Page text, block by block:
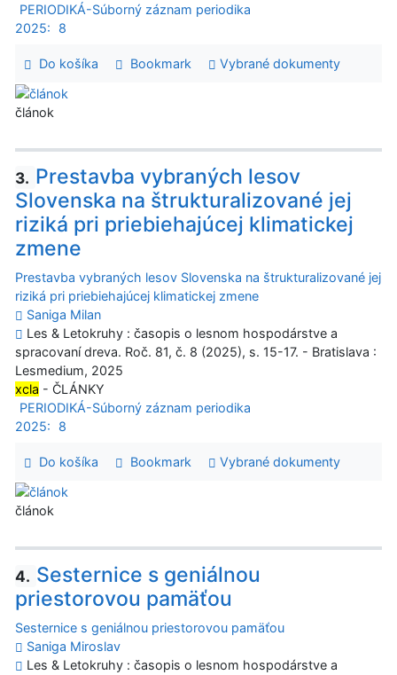
PERIODIKÁ-Súborný záznam periodika
2025:
8
Do košíka Bookmark Vybrané dokumenty
článok
3. Prestavba vybraných lesov
Slovenska na štrukturalizované jej
riziká pri priebiehajúcej klimatickej
zmene
Prestavba vybraných lesov Slovenska na štrukturalizované jej
riziká pri priebiehajúcej klimatickej zmene
Saniga Milan
Les & Letokruhy : časopis o lesnom hospodárstve a
spracovaní dreva. Roč. 81, č. 8 (2025), s. 15-17. - Bratislava :
Lesmedium, 2025
xcla - ČLÁNKY
PERIODIKÁ-Súborný záznam periodika
2025:
8
Do košíka Bookmark Vybrané dokumenty
článok
4. Sesternice s geniálnou
priestorovou pamäťou
Sesternice s geniálnou priestorovou pamäťou
Saniga Miroslav
Les & Letokruhy : časopis o lesnom hospodárstve a